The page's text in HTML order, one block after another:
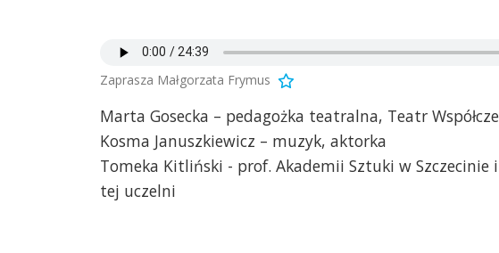
Zaprasza Małgorzata Frymus
Marta Gosecka – pedagożka teatralna, Teatr
Kosma Januszkiewicz – muzyk, aktorka
Tomeka Kitliński - prof. Akademii Sztuki w
tej uczelni